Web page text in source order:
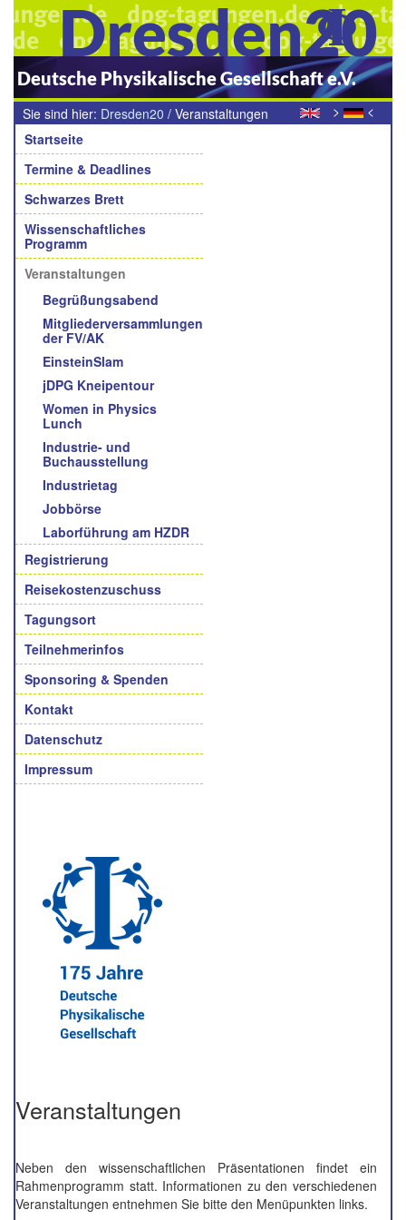
Dresden20
Deutsche Physikalische Gesellschaft e.V.
> <
Sie sind hier: Dresden20 / Veranstaltungen
Navigation
Startseite
Termine & Deadlines
Schwarzes Brett
Wissenschaftliches
Programm
Veranstaltungen
Begrüßungsabend
Mitgliederversammlungen
der FV/AK
EinsteinSlam
jDPG Kneipentour
Women in Physics
Lunch
Industrie- und
Buchausstellung
Industrietag
Jobbörse
Laborführung am HZDR
Registrierung
Reisekostenzuschuss
Tagungsort
Teilnehmerinfos
Sponsoring & Spenden
Kontakt
Datenschutz
Impressum
Veranstaltungen
Neben den wissenschaftlichen Präsentationen findet ein
Rahmenprogramm statt. Informationen zu den verschiedenen
Veranstaltungen entnehmen Sie bitte den Menüpunkten links.